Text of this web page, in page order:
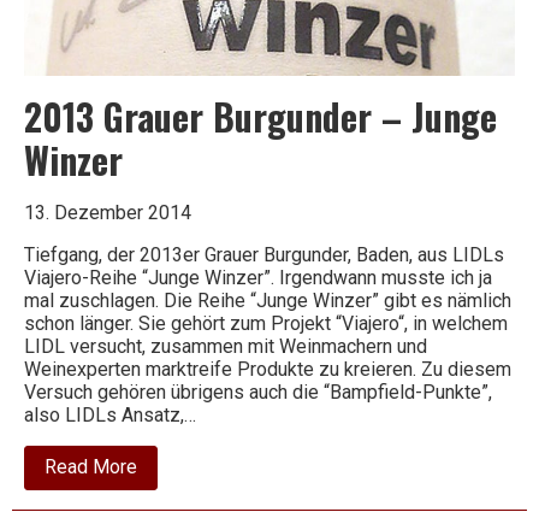
kurz
für
schlechten
Wein
2013 Grauer Burgunder – Junge
Winzer
13. Dezember 2014
Tiefgang, der 2013er Grauer Burgunder, Baden, aus LIDLs
Viajero-Reihe “Junge Winzer”. Irgendwann musste ich ja
mal zuschlagen. Die Reihe “Junge Winzer” gibt es nämlich
schon länger. Sie gehört zum Projekt “Viajero“, in welchem
LIDL versucht, zusammen mit Weinmachern und
Weinexperten marktreife Produkte zu kreieren. Zu diesem
Versuch gehören übrigens auch die “Bampfield-Punkte”,
also LIDLs Ansatz,…
Read Moreabout
2013
Grauer